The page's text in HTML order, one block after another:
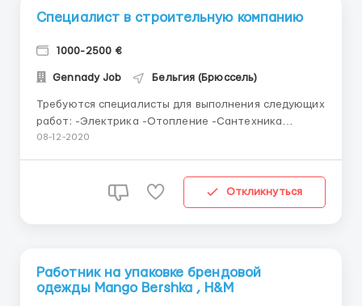
Специалист в строительную компанию
1000-2500 €
Gennady Job Бельгия (Брюссель)
Требуются специалисты для выполнения следующих
работ: -Электрика -Отопление -Сантехника
-Заливка железо бетонной стяжки -кирпичная
потолки -Укладка плитки -Шпаклевка и покраска .
08-12-2020
Откликнуться
Работник на упаковке брендовой
одежды Mango Bershka , H&M